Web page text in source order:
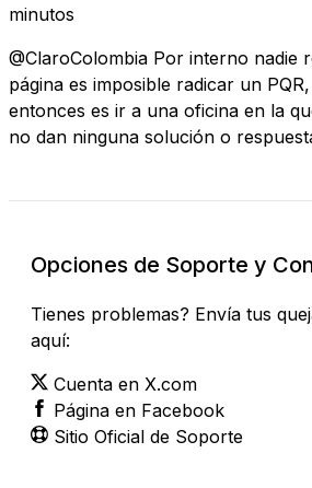
minutos
@ClaroColombia Por interno nadie
página es imposible radicar un
entonces es ir a una oficina en la
no dan ninguna solución o
Opciones de Soporte y
Tienes problemas? Envía tus
aquí:
Cuenta en X.com
Página en Facebook
Sitio Oficial de Soporte